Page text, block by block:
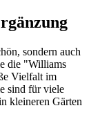
sondern auch
die "Williams
Vielfalt im
sind für viele
kleineren Gärten